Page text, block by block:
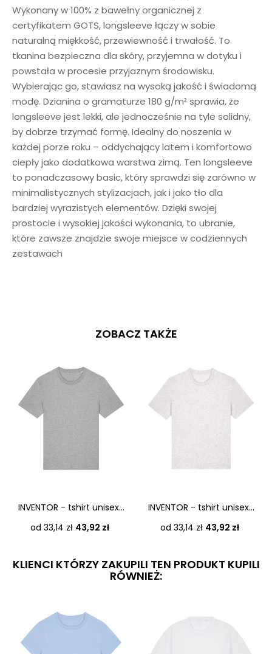
Wykonany w 100% z bawełny organicznej z
certyfikatem GOTS, longsleeve łączy w sobie
naturalną miękkość, przewiewność i trwałość. To
tkanina bezpieczna dla skóry, przyjemna w dotyku i
powstała w procesie przyjaznym środowisku.
Wybierając go, stawiasz na wysoką jakość i świadomą
modę. Dzianina o gramaturze 180 g/m² sprawia, że
longsleeve jest lekki, ale jednocześnie na tyle solidny,
by dobrze trzymać formę. Idealny do noszenia w
każdej porze roku – oddychający latem i komfortowo
ciepły jako dodatkowa warstwa zimą. Ten longsleeve
to ponadczasowy basic, który sprawdzi się zarówno w
minimalistycznych stylizacjach, jak i jako tło dla
bardziej wyrazistych elementów. Dzięki swojej
prostocie i wysokiej jakości wykonania, to ubranie,
które zawsze znajdzie swoje miejsce w codziennych
zestawach
ZOBACZ TAKŻE
INVENTOR - tshirt unisex...
od 33,14 zł Cena
43,92 zł
INVENTOR - tshirt unisex...
od 33,14 zł Cena
43,92 zł
KLIENCI KTÓRZY ZAKUPILI TEN PRODUKT KUPILI
RÓWNIEŻ: